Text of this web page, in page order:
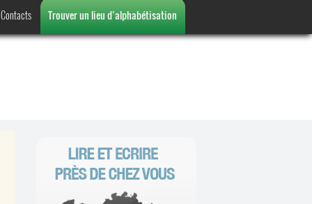
Contacts Trouver un lieu d’alphabétisation